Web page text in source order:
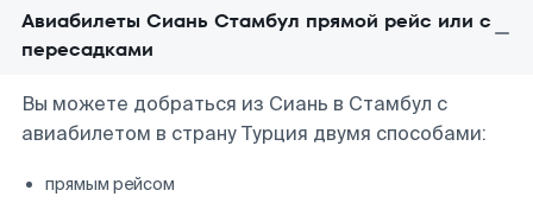
Авиабилеты Сиань Стамбул прямой рейс или с
пересадками
Вы можете добраться из Сиань в Стамбул с
авиабилетом в страну Турция двумя способами:
прямым рейсом